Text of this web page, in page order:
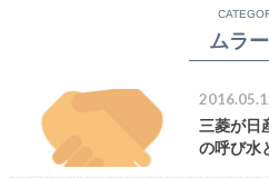
ムラ
三菱が日
の呼び水